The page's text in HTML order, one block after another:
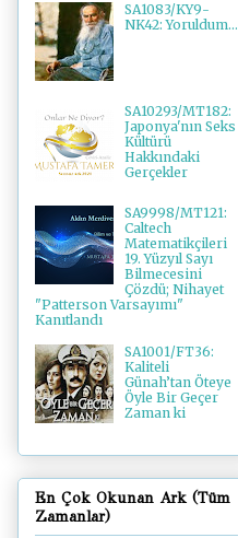
SA1083/KY9-
NK42: Yoruldum...
SA10293/MT182:
Japonya'nın Seks
Kültürü
Hakkındaki
Gerçekler
SA9998/MT121:
Caltech
Matematikçileri
19. Yüzyıl Sayı
Bilmecesini
Çözdü; Nihayet
"Patterson Varsayımı"
Kanıtlandı
SA1001/FT36:
Kaliteli
Günah’tan Öteye
Öyle Bir Geçer
Zaman ki
En Çok Okunan Ark (Tüm
Zamanlar)